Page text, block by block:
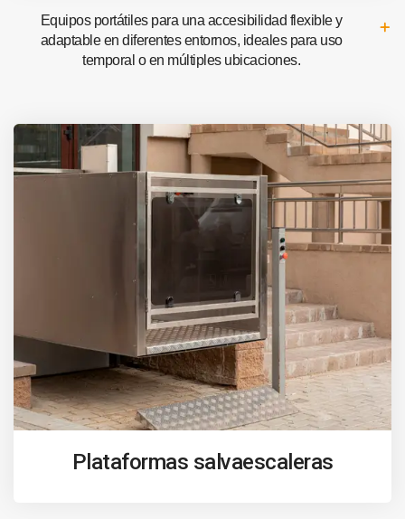
Equipos portátiles para una accesibilidad flexible y
adaptable en diferentes entornos, ideales para uso
temporal o en múltiples ubicaciones.
Plataformas salvaescaleras